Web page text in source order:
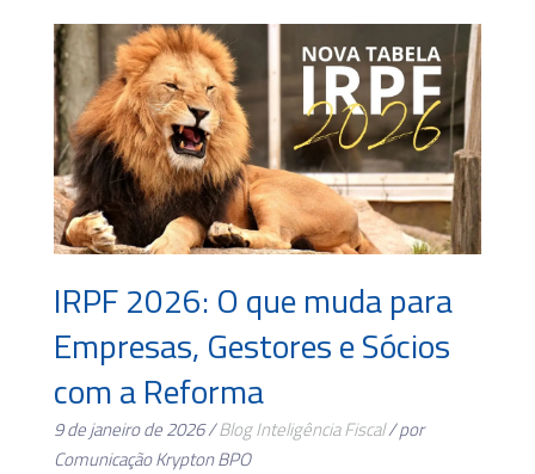
IRPF 2026: O que muda para
Empresas, Gestores e Sócios
com a Reforma
9 de janeiro de 2026 /BlogInteligência Fiscal/ por
Comunicação Krypton BPO